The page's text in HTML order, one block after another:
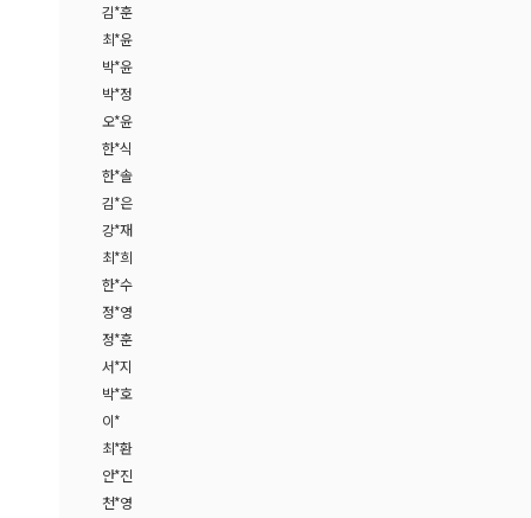
김*훈
최*윤
박*윤
박*정
오*윤
한*식
한*솔
김*은
강*재
최*희
한*수
정*영
정*훈
서*지
박*호
이*
최*환
안*진
천*영